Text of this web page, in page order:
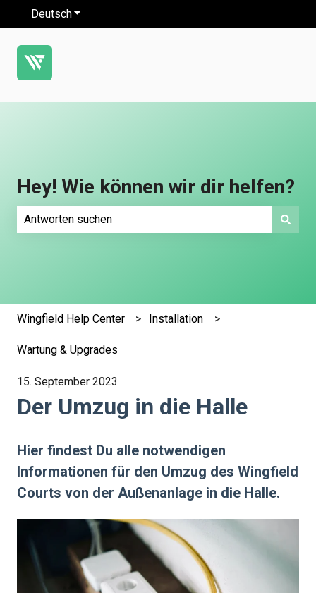
DeutschUntermenü für Übersetzungen anzeigen
Hey! Wie können wir dir helfen?
Wingfield Help Center Installation
Wartung & Upgrades
15. September 2023
Der Umzug in die Halle
Hier findest Du alle notwendigen
Informationen für den Umzug des Wingfield
Courts von der Außenanlage in die Halle.